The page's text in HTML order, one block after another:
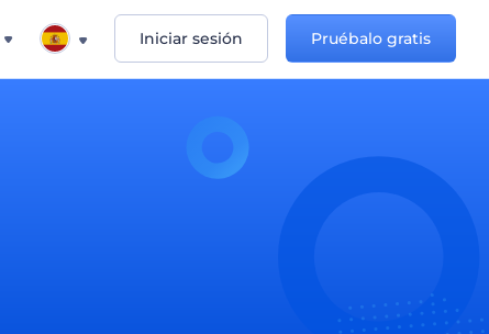
Iniciar sesión Pruébalo gratis